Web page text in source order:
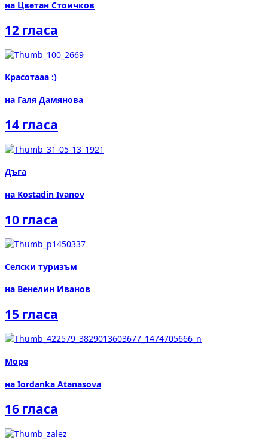
на Цветан Стоичков
12 гласа
Красотааа :)
на Галя Дамянова
14 гласа
Дъга
на Kostadin Ivanov
10 гласа
Селски туризъм
на Венелин Иванов
15 гласа
Море
на Iordanka Atanasova
16 гласа